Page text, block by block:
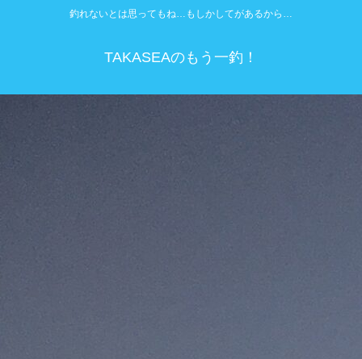
釣れないとは思ってもね…もしかしてがあるから…
TAKASEAのもう一釣！